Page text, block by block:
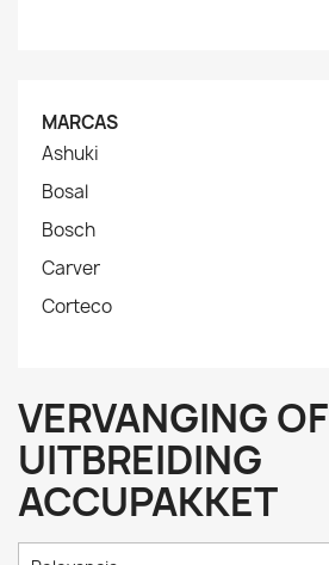
MARCAS
Ashuki
Bosal
Bosch
Carver
Corteco
VERVANGING OF
UITBREIDING
ACCUPAKKET